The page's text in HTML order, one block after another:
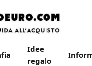
Idee
regalo